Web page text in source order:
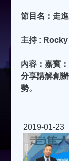
節目名：走
主持 :
內容：嘉賓
分享講解創
勢。
2019-01-23